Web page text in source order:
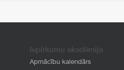
Iepirkumu akadēmija
Apmācību kalendārs